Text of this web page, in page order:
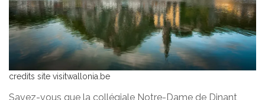
credits site visitwallonia.be
Savez-vous que la collégiale Notre-Dame de Dinant